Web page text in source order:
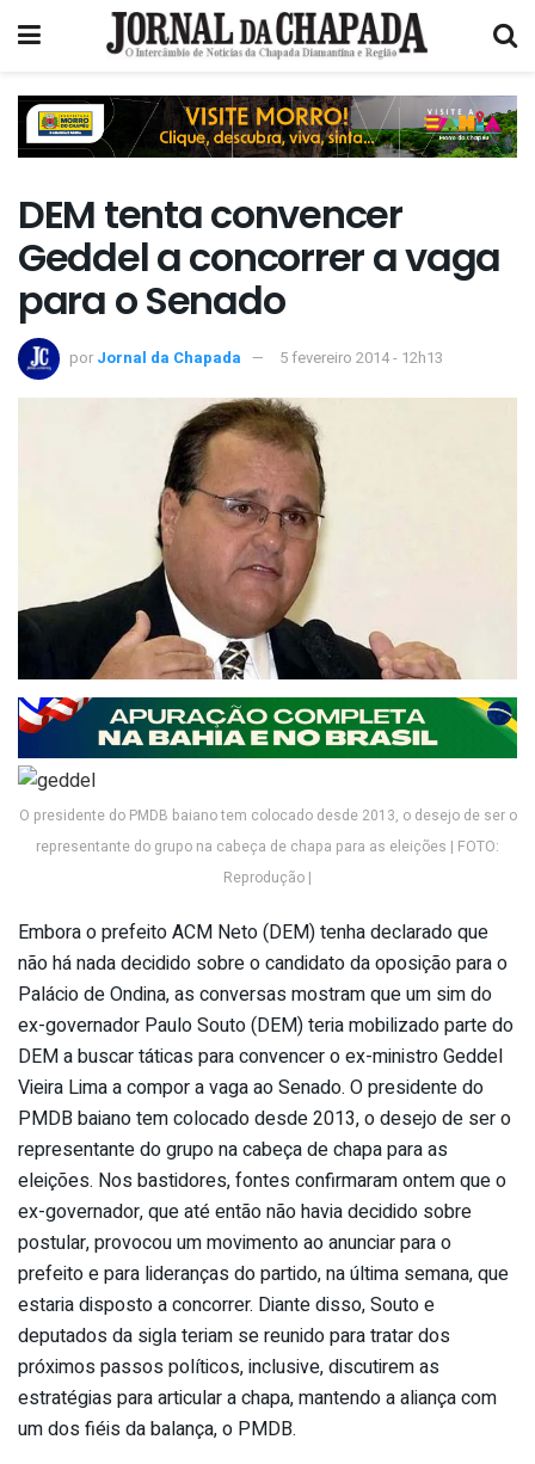
DEM tenta convencer
Geddel a concorrer a vaga
para o Senado
por Jornal da Chapada 5 fevereiro 2014 - 12h13
O presidente do PMDB baiano tem colocado desde 2013, o desejo de ser o
representante do grupo na cabeça de chapa para as eleições | FOTO:
Reprodução |
Embora o prefeito ACM Neto (DEM) tenha declarado que
não há nada decidido sobre o candidato da oposição para o
Palácio de Ondina, as conversas mostram que um sim do
ex-governador Paulo Souto (DEM) teria mobilizado parte do
DEM a buscar táticas para convencer o ex-ministro Geddel
Vieira Lima a compor a vaga ao Senado. O presidente do
PMDB baiano tem colocado desde 2013, o desejo de ser o
representante do grupo na cabeça de chapa para as
eleições. Nos bastidores, fontes confirmaram ontem que o
ex-governador, que até então não havia decidido sobre
postular, provocou um movimento ao anunciar para o
prefeito e para lideranças do partido, na última semana, que
estaria disposto a concorrer. Diante disso, Souto e
deputados da sigla teriam se reunido para tratar dos
próximos passos políticos, inclusive, discutirem as
estratégias para articular a chapa, mantendo a aliança com
um dos fiéis da balança, o PMDB.